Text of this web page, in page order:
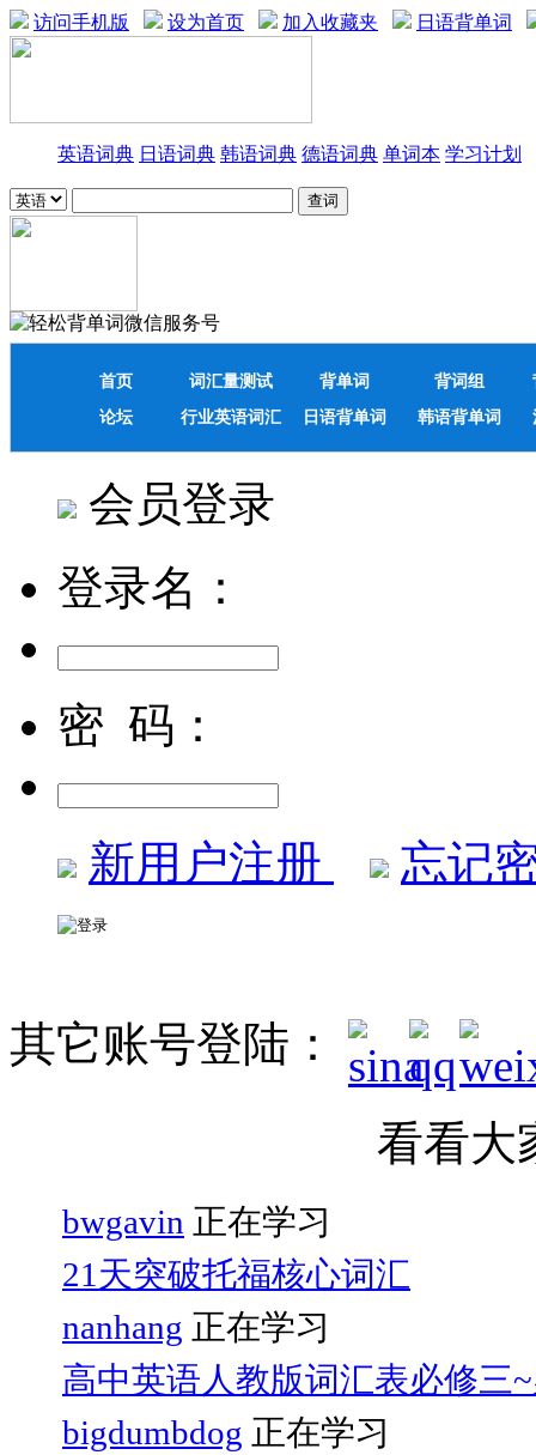
访问手机版 设为首页 加入收藏夹 日语背单词
英语词典 日语词典 韩语词典 德语词典 单词本 学习计划
首页 词汇量测试 背单词 背词组
论坛
行业英语词汇 日语背单词 韩语背单词
会员登录
登录名：
密 码：
新用户注册 忘记
其它账号登陆：
看看大
bwgavin 正在学习
21天突破托福核心词汇
nanhang 正在学习
高中英语人教版词汇表必修三
bigdumbdog 正在学习